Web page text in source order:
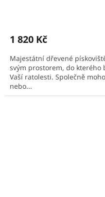
1 820 Kč
Majestátní dřevené
svým prostorem, do kterého
Vaší ratolesti. Společně
nebo...